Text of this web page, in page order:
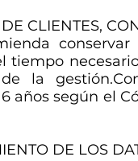
CLIENTES,
tiempo
de la
años según el
DE LOS